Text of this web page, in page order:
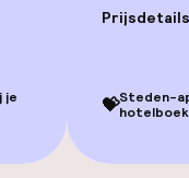
beschikbaar
je
Prijsdetails
💝Steden-